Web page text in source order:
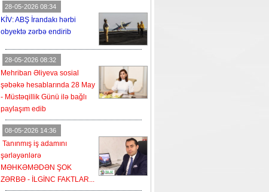
28-05-2026 08:34
KİV: ABŞ İrandakı hərbi
obyektə zərbə endirib
28-05-2026 08:32
Mehriban Əliyeva sosial
şəbəkə hesablarında 28 May
- Müstəqillik Günü ilə bağlı
paylaşım edib
08-05-2026 14:36
Tanınmış iş adamını
şərləyənlərə
MƏHKƏMƏDƏN ŞOK
ZƏRBƏ - İLGİNC FAKTLAR...